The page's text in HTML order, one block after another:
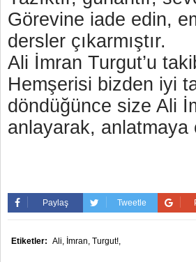
Görevine iade edin,
dersler çıkarmıştır.
Ali İmran Turgut’u
Hemşerisi bizden iyi
döndüğünce size Ali
anlayarak, anlatmaya
Paylaş Tweetle
Etiketler: Ali, İmran, Turgut!,